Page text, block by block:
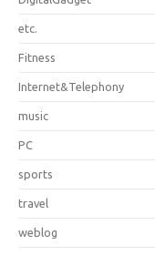
etc.
Fitness
Internet&Telephony
music
PC
sports
travel
weblog